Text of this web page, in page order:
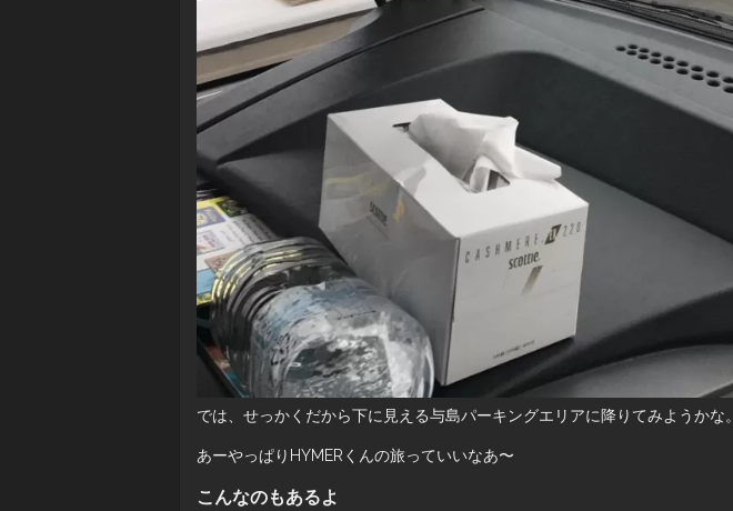
では、せっかくだから下に見える与島パーキングエリアに降りてみようかな。
あーやっぱりHYMERくんの旅っていいなあ〜
こんなのもあるよ